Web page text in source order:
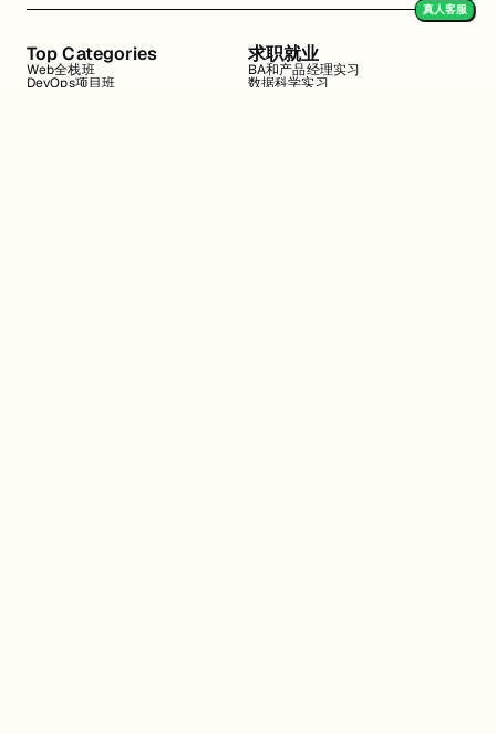
Top Categories
Web全栈班
DevOps项目班
求职就业
BA和产品经理实习
数据科学实习
真人客服